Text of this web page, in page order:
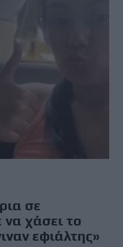
σε
να χάσει το
εφιάλτης»